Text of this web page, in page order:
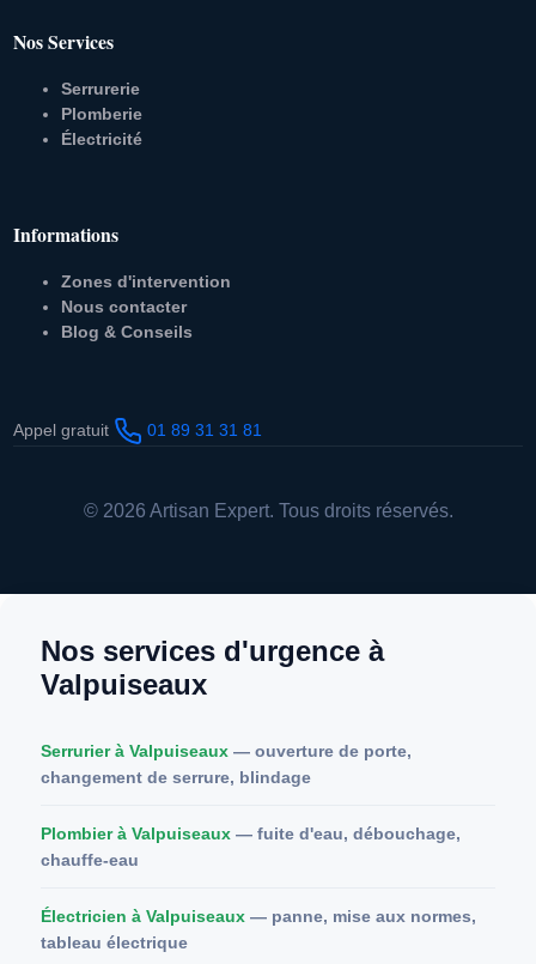
Nos Services
Serrurerie
Plomberie
Électricité
Informations
Zones d'intervention
Nous contacter
Blog & Conseils
Appel gratuit 01 89 31 31 81
© 2026 Artisan Expert. Tous droits réservés.
Nos services d'urgence à
Valpuiseaux
Serrurier à Valpuiseaux — ouverture de porte,
changement de serrure, blindage
Plombier à Valpuiseaux — fuite d'eau, débouchage,
chauffe-eau
Électricien à Valpuiseaux — panne, mise aux normes,
tableau électrique